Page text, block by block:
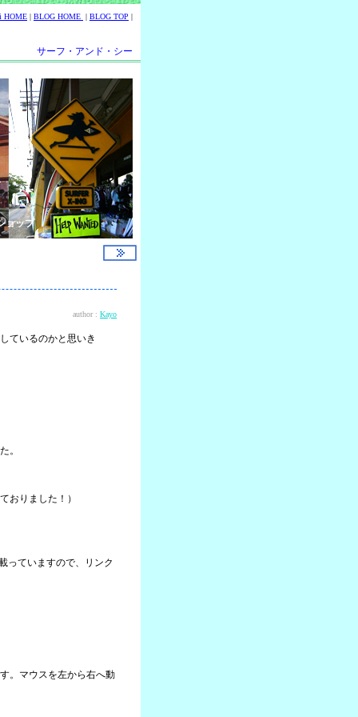
HOME | BLOG HOME | BLOG TOP |
サーフ・アンド・シー
ョップ
author : Kayo
ているのかと思いき
。
おりました！）
っていますので、リンク
。マウスを左から右へ動